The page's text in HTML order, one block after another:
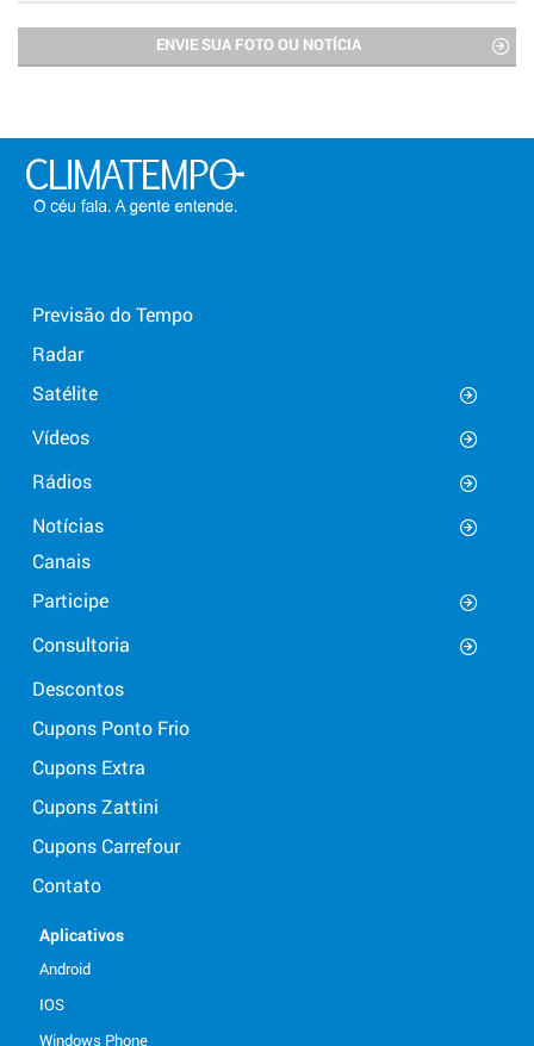
ENVIE SUA FOTO OU NOTÍCIA
Previsão do Tempo
Radar
Satélite
Vídeos
Rádios
Notícias
Canais
Participe
Consultoria
Descontos
Cupons Ponto Frio
Cupons Extra
Cupons Zattini
Cupons Carrefour
Contato
Aplicativos
Android
IOS
Windows Phone